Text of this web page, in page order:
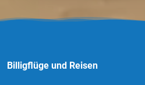
Billigflüge und Reisen